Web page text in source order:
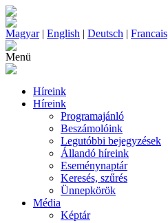
Magyar| English | Deutsch | Francais
Menü
Híreink
Híreink
Programajánló
Beszámolóink
Legutóbbi bejegyzések
Állandó híreink
Eseménynaptár
Keresés, szűrés
Ünnepkörök
Média
Képtár